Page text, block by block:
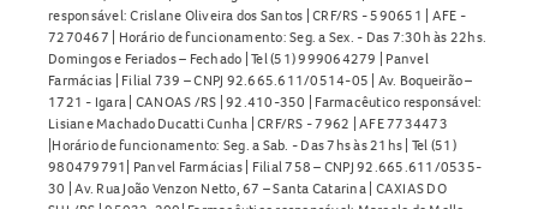
responsável: Crislane Oliveira dos Santos | CRF/RS - 590651 | AFE -
7270467 | Horário de funcionamento: Seg. a Sex. - Das 7:30h às 22hs.
Domingos e Feriados – Fechado | Tel (51) 999064279 | Panvel
Farmácias | Filial 739 – CNPJ 92.665.611/0514-05 | Av. Boqueirão –
1721 - Igara | CANOAS /RS | 92.410-350 | Farmacêutico responsável:
Lisiane Machado Ducatti Cunha | CRF/RS - 7962 | AFE 7734473
|Horário de funcionamento: Seg. a Sab. - Das 7hs às 21hs | Tel (51)
980479791| Panvel Farmácias | Filial 758 – CNPJ 92.665.611/0535-
30 | Av. Rua João Venzon Netto, 67 – Santa Catarina | CAXIAS DO